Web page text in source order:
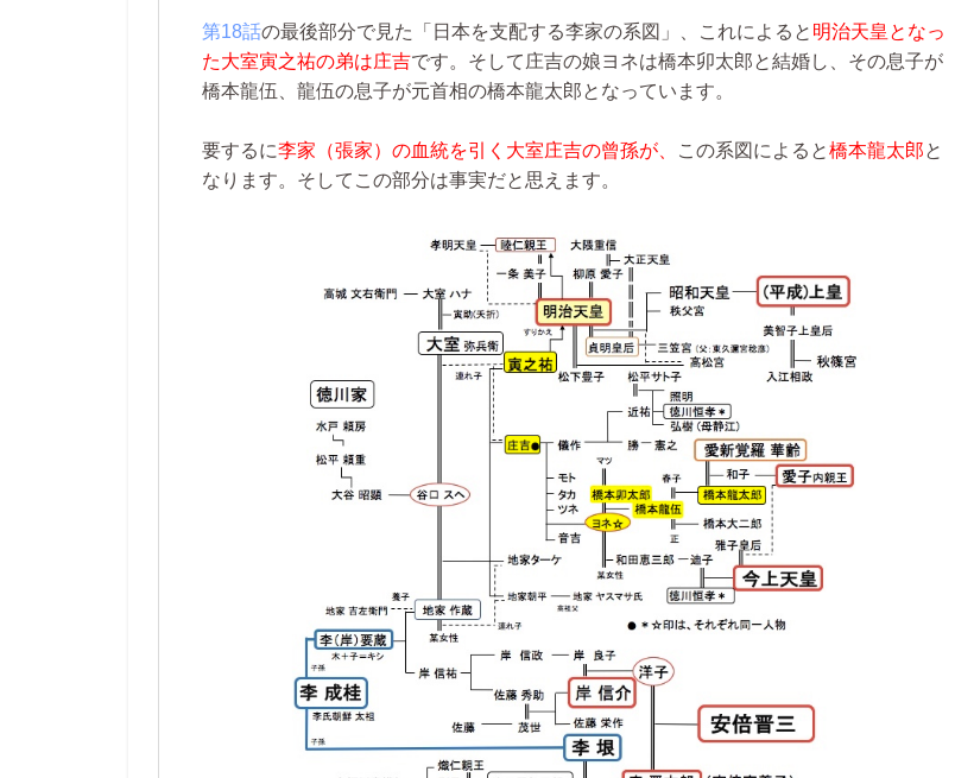
第18話の最後部分で見た「日本を支配する李家の系図」、これによると 明治天皇となっ
た大室寅之祐の弟は庄吉です。そして庄吉の娘ヨネは橋本卯太郎と結婚し、その息子が
橋本龍伍、龍伍の息子が元首相の橋本龍太郎となっています。
要するに李家（張家）の血統を引く大室庄吉の曾孫が、 この系図によると橋本龍太郎と
なります。そしてこの部分は事実だと思えます。